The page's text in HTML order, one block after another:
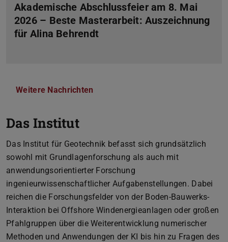
Akademische Abschlussfeier am 8. Mai
2026 – Beste Masterarbeit: Auszeichnung
für Alina Behrendt
Weitere Nachrichten
Das Institut
Das Institut für Geotechnik befasst sich grundsätzlich
sowohl mit Grundlagenforschung als auch mit
anwendungsorientierter Forschung
ingenieurwissenschaftlicher Aufgabenstellungen. Dabei
reichen die Forschungsfelder von der Boden-Bauwerks-
Interaktion bei Offshore Windenergieanlagen oder großen
Pfahlgruppen über die Weiterentwicklung numerischer
Methoden und Anwendungen der KI bis hin zu Fragen des